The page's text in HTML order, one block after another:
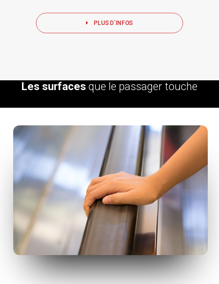
PLUS D´INFOS
Les surfaces que le passager touche